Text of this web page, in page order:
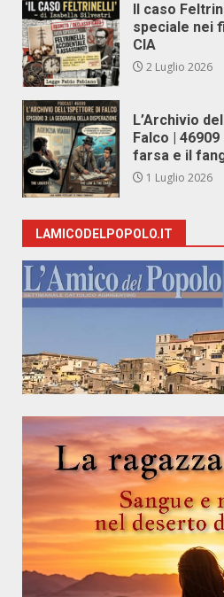
Il caso
speciale nei
CIA
2 Luglio 2026
L’Archivio
Falco |
farsa e il
1 Luglio 2026
LAMICODELPOPOLO.IT